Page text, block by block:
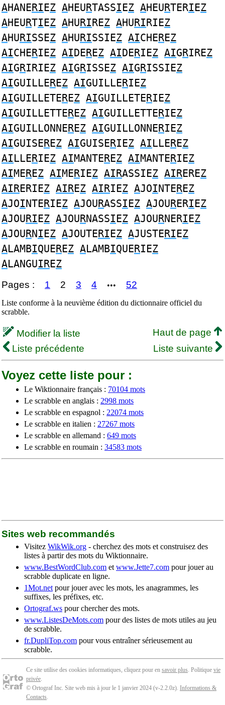
AHANERIEZ AHEURTASSIEZ AHEURTERIEZ
AHEURTIEZ AHURIREZ AHURIRIEZ
AHURISSEZ AHURISSIEZ AICHEREZ
AICHERIEZ AIDEREZ AIDERIEZ AIGRIREZ
AIGRIRIEZ AIGRISSEZ AIGRISSIEZ
AIGUILLEREZ AIGUILLERIEZ
AIGUILLETEREZ AIGUILLETERIEZ
AIGUILLETTEREZ AIGUILLETTERIEZ
AIGUILLONNEREZ AIGUILLONNERIEZ
AIGUISEREZ AIGUISERIEZ AILLEREZ
AILLERIEZ AIMANTEREZ AIMANTERIEZ
AIMEREZ AIMERIEZ AIRASSIEZ AIREREZ
AIRERIEZ AIREZ AIRIEZ AJOINTEREZ
AJOINTERIEZ AJOURASSIEZ AJOURERIEZ
AJOURIEZ AJOURNASSIEZ AJOURNERIEZ
AJOURNIEZ AJOUTERIEZ AJUSTERIEZ
ALAMBIQUEREZ ALAMBIQUERIEZ
ALANGUIREZ
Pages : 1 2 3 4 ••• 52
Liste conforme à la neuvième édition du dictionnaire officiel du
scrabble.
Modifier la liste
Haut de page
Liste précédente
Liste suivante
Voyez cette liste pour :
Le Wiktionnaire français : 70104 mots
Le scrabble en anglais : 2998 mots
Le scrabble en espagnol : 22074 mots
Le scrabble en italien : 27267 mots
Le scrabble en allemand : 649 mots
Le scrabble en roumain : 34583 mots
Sites web recommandés
Visitez WikWik.org - cherchez des mots et construisez des
listes à partir des mots du Wiktionnaire.
www.BestWordClub.com et www.Jette7.com pour jouer au
scrabble duplicate en ligne.
1Mot.net pour jouer avec les mots, les anagrammes, les
suffixes, les préfixes, etc.
Ortograf.ws pour chercher des mots.
www.ListesDeMots.com pour des listes de mots utiles au jeu
de scrabble.
fr.DupliTop.com pour vous entraîner sérieusement au
scrabble.
Ce site utilise des cookies informatiques, cliquez pour en savoir plus. Politique vie
privée.
© Ortograf Inc. Site web mis à jour le 1 janvier 2024 (v-2.2.0z). Informations &
Contacts.